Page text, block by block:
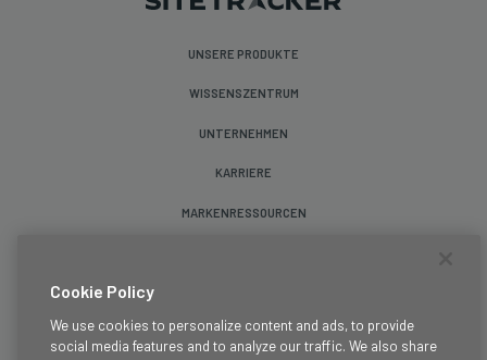
UNSERE PRODUKTE
WISSENSZENTRUM
UNTERNEHMEN
KARRIERE
MARKENRESSOURCEN
Cookie Policy
We use cookies to personalize content and ads, to provide
social media features and to analyze our traffic. We also share